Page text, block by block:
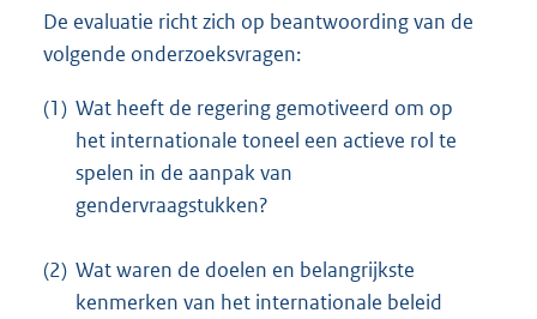
De evaluatie richt zich op beantwoording van de
volgende onderzoeksvragen:
(1) Wat heeft de regering gemotiveerd om op
het internationale toneel een actieve rol te
spelen in de aanpak van
gendervraagstukken?
(2) Wat waren de doelen en belangrijkste
kenmerken van het internationale beleid